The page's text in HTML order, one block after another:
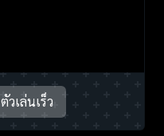
ตัวเล่นเร็ว